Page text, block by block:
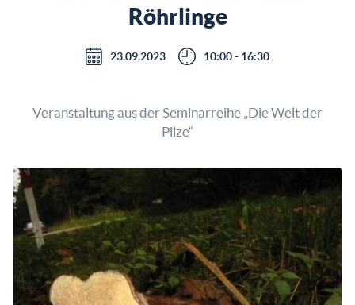
Röhrlinge
23.09.2023 10:00 - 16:30
Veranstaltung aus der Seminarreihe „Die Welt der
Pilze“